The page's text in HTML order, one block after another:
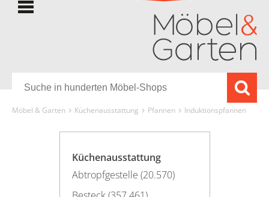
Möbel & Garten Küchenausstattung Pfannen Induktionspfannen
Küchenausstattung
Abtropfgestelle (20.570)